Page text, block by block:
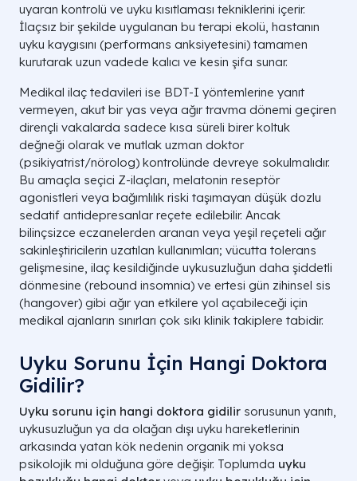
uyaran kontrolü ve uyku kısıtlaması tekniklerini içerir.
İlaçsız bir şekilde uygulanan bu terapi ekolü, hastanın
uyku kaygısını (performans anksiyetesini) tamamen
kurutarak uzun vadede kalıcı ve kesin şifa sunar.
Medikal ilaç tedavileri ise BDT-I yöntemlerine yanıt
vermeyen, akut bir yas veya ağır travma dönemi geçiren
dirençli vakalarda sadece kısa süreli birer koltuk
değneği olarak ve mutlak uzman doktor
(psikiyatrist/nörolog) kontrolünde devreye sokulmalıdır.
Bu amaçla seçici Z-ilaçları, melatonin reseptör
agonistleri veya bağımlılık riski taşımayan düşük dozlu
sedatif antidepresanlar reçete edilebilir. Ancak
bilinçsizce eczanelerden aranan veya yeşil reçeteli ağır
sakinleştiricilerin uzatılan kullanımları; vücutta tolerans
gelişmesine, ilaç kesildiğinde uykusuzluğun daha şiddetli
dönmesine (rebound insomnia) ve ertesi gün zihinsel sis
(hangover) gibi ağır yan etkilere yol açabileceği için
medikal ajanların sınırları çok sıkı klinik takiplere tabidir.
Uyku Sorunu İçin Hangi Doktora
Gidilir?
Uyku sorunu için hangi doktora gidilir sorusunun yanıtı,
uykusuzluğun ya da olağan dışı uyku hareketlerinin
arkasında yatan kök nedenin organik mi yoksa
psikolojik mi olduğuna göre değişir. Toplumda uyku